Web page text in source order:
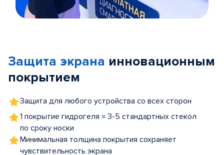
5
Защита экрана инновационным
покрытием
Защита для любого устройства со всех сторон
1 покрытие гидрогеля = 3-5 стандартных стекол
по сроку носки
Минимальная толщина покрытия сохраняет
чувствительность экрана